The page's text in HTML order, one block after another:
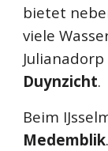
bietet
viele
Duynzicht.
Beim
Medemblik